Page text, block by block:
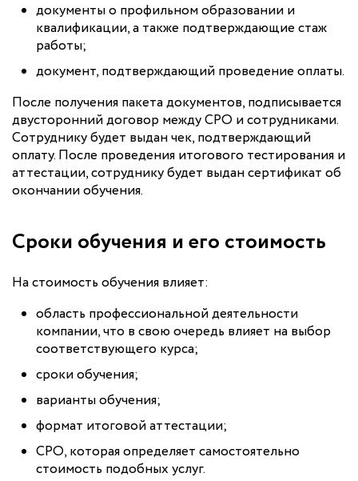
документы о профильном образовании и
квалификации, а также подтверждающие стаж
работы;
документ, подтверждающий проведение оплаты.
После получения пакета документов, подписывается
двусторонний договор между СРО и сотрудниками.
Сотруднику будет выдан чек, подтверждающий
оплату. После проведения итогового тестирования и
аттестации, сотруднику будет выдан сертификат об
окончании обучения.
Сроки обучения и его стоимость
На стоимость обучения влияет:
область профессиональной деятельности
компании, что в свою очередь влияет на выбор
соответствующего курса;
сроки обучения;
варианты обучения;
формат итоговой аттестации;
СРО, которая определяет самостоятельно
стоимость подобных услуг.